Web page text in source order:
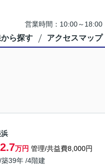
営業時間：10:00～
ら探す アクセスマップ
万円 管理/共益費8,000円
39年 /4階建